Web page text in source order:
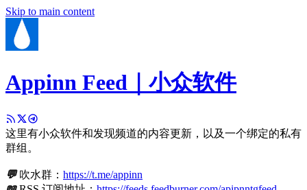
Skip to main content
Appinn Feed｜小众软件
这里有小众软件和发现频道的内容更新，以及一个绑定的私有
群组。
💬吹水群： https://t.me/appinn